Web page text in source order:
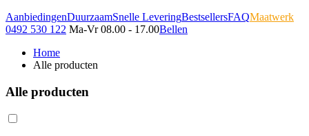
AanbiedingenDuurzaamSnelle LeveringBestsellersFAQMaatwerk
0492 530 122 Ma-Vr 08.00 - 17.00Bellen
Home
Alle producten
Alle producten